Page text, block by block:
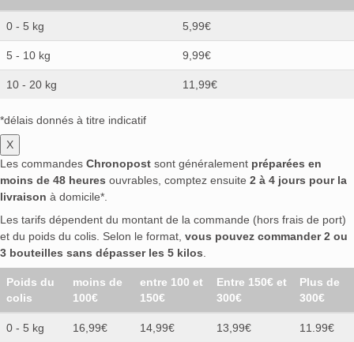
0 - 5 kg 5,99€
5 - 10 kg 9,99€
10 - 20 kg 11,99€
*délais donnés à titre indicatif
X
Les commandes Chronopost sont généralement préparées en
moins de 48 heures ouvrables, comptez ensuite 2 à 4 jours pour la
livraison à domicile*.
Les tarifs dépendent du montant de la commande (hors frais de port)
et du poids du colis. Selon le format, vous pouvez commander 2 ou
3 bouteilles sans dépasser les 5 kilos
Poids du
colis
moins de
100€
entre 100 et
150€
Entre 150€ et
300€
Plus de
300€
0 - 5 kg 16,99€ 14,99€ 13,99€ 11.99€